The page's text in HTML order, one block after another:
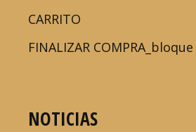
CARRITO
FINALIZAR COMPRA_bloque
NOTICIAS